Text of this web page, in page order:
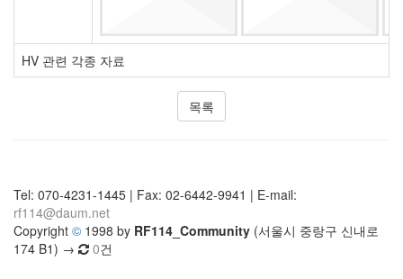
HV 관련 각종 자료
목록
Tel: 070-4231-1445 | Fax: 02-6442-9941 | E-mail:
rf114@daum.net
Copyright © 1998 by RF114_Community (서울시 중랑구 신내로
174 B1) →
0건